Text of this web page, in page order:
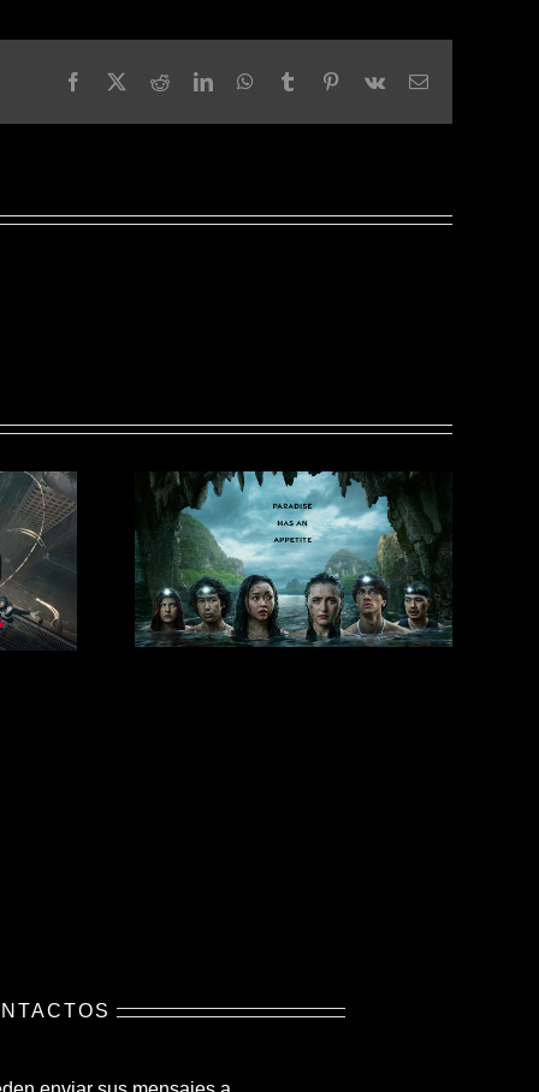
Facebook RedditLinkedInWhatsApp
Tumblr Pinterest
Vk Email